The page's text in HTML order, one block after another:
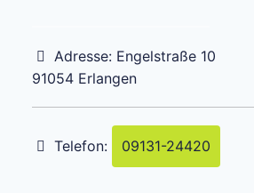
Adresse: Engelstraße 10
91054 Erlangen
Telefon: 09131-24420